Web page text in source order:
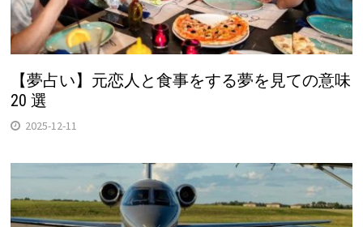
【夢占い】元恋人と食事をする夢を見ての意味
20 選
2025-12-11